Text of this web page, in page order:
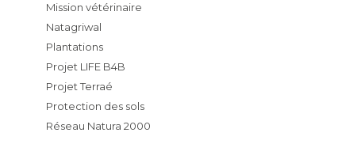
Mission vétérinaire
Natagriwal
Plantations
Projet LIFE B4B
Projet Terraé
Protection des sols
Réseau Natura 2000